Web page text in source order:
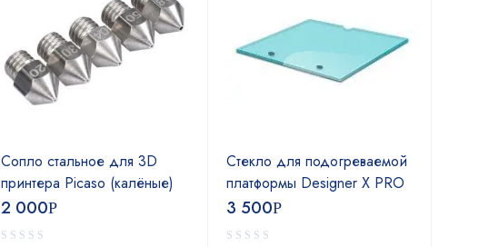
Сопло стальное для 3D
принтера Picaso (кaлёные)
2 000Р
Стекло для подогреваемой
платформы Designer X PRO
3 500Р